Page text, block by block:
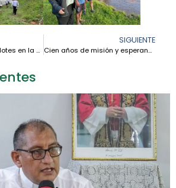
Encuentro de Sacerdotes en la Amazonía: comunión, escucha y discernimiento para una Iglesia con rostro amazónico
SIGUIENTE
Cien años de misión y esperanza: el servicio de las Franciscanas Misioneras de María en la Amazonía peruana